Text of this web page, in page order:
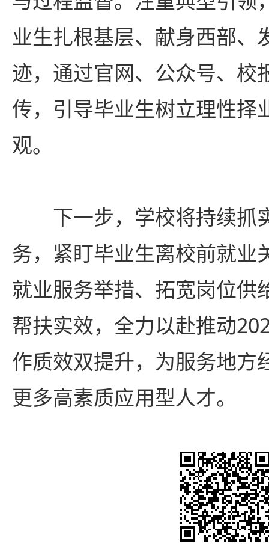
业生扎根基层、献身西部、
迹，通过官网、公众号、校
传，引导毕业生树立理性择
观。
下一步，学校将持续抓
务，紧盯毕业生离校前就业
就业服务举措、拓宽岗位供
帮扶实效，全力以赴推动
作质效双提升，为服务地方
更多高素质应用型人才。